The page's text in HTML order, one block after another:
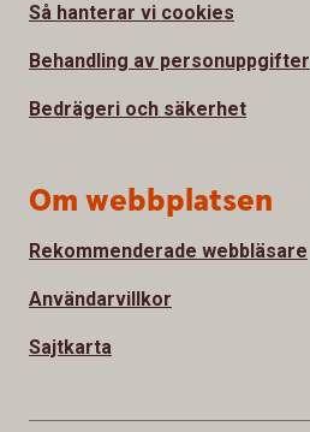
Så hanterar vi cookies
Behandling av personuppgifter
Bedrägeri och säkerhet
Om webbplatsen
Rekommenderade webbläsare
Användarvillkor
Sajtkarta